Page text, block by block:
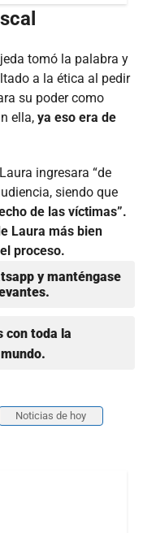
tomó la palabra y
a la ética al pedir
su poder como
ella, ya eso era de
ingresara “de
siendo que
de las víctimas”.
Laura más bien
proceso.
y manténgase
con toda la
Noticias de hoy